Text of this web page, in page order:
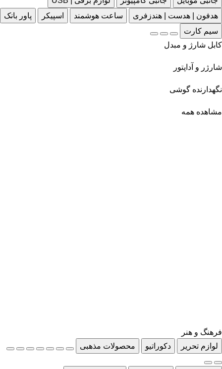
هدفون | هدست | هندزفری
ساعت هوشمند اسپیکر
پاور بانک
سیم کارت
کابل شارژ و مبدل
شارژر و آداپتور
نگهدارنده گوشی
مشاهده همه
فرهنگ و هنر
لوازم تحریر
دکوراتیو محصولات مذهبی